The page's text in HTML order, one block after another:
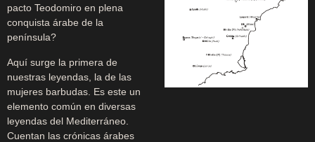
pacto Teodomiro en plena
conquista árabe de la
península?
Aquí surge la primera de
nuestras leyendas, la de las
mujeres barbudas. Es este un
elemento común en diversas
leyendas del Mediterráneo.
Cuentan las crónicas árabes